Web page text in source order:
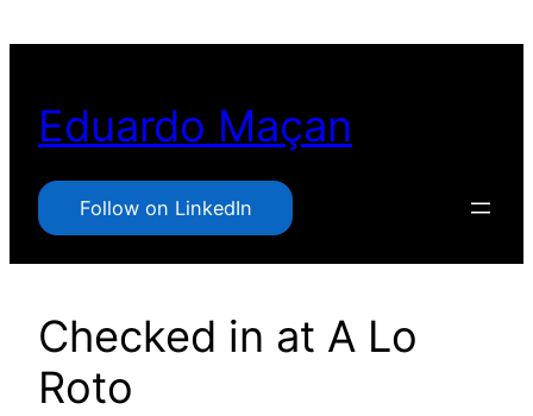
conteúdo
Eduardo Maçan
Follow on LinkedIn
Checked in at A Lo
Roto